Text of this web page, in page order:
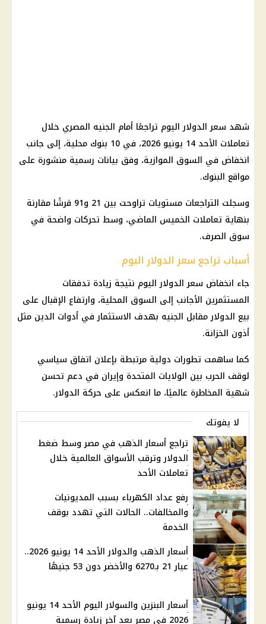
شهد سعر الدولار اليوم تراجعًا أمام الجنيه المصري خلال
تعاملات الأحد 14 يونيو 2026، في 10
بنوك محلية، إلى جانب
انخفاض في السوق الموازية، وفق بيانات رسمية منشورة على
مواقع البنوك.
وسجلت التراجعات مستويات تراوحت بين 21 و91 قرشًا مقارنة
بنهاية تعاملات الخميس الماضي، وسط تحركات واضحة في
سوق الصرف.
أسباب تراجع سعر الدولار اليوم
جاء انخفاض سعر الدولار اليوم نتيجة زيادة تدفقات
المستثمرين الأجانب إلى السوق المحلية، وارتفاع الإقبال على
بيع الدولار مقابل الجنيه بهدف الاستثمارفي أدوات الدين مثل
أذون الخزانة.
كما ساهمت تطورات دولية مرتبطة بإعلان اتفاق سياسي
لوقف الحرب بين الولايات المتحدة وإيران في دعم تحسن
شهية المخاطرة عالميًا، ما انعكس على حركة الدولار.
لا يفوتك
تراجع أسعار الذهب في مصر وسط ضغط
الدولار وترقب الأسواق العالمية خلال
تعاملات الأحد
رفع عداد الكهرباء بسبب المديونيات
والمخالفات.. الحالات التي تهدد بوقف
الخدمة
أسعار الذهب والدولار الأحد 14 يونيو 2026..
عيار 21 بـ6270 والأخضر دون 53 جنيهًا
أسعار البنزين والسولار اليوم الأحد 14 يونيو
2026 في مصر بعد آخر زيادة رسمية